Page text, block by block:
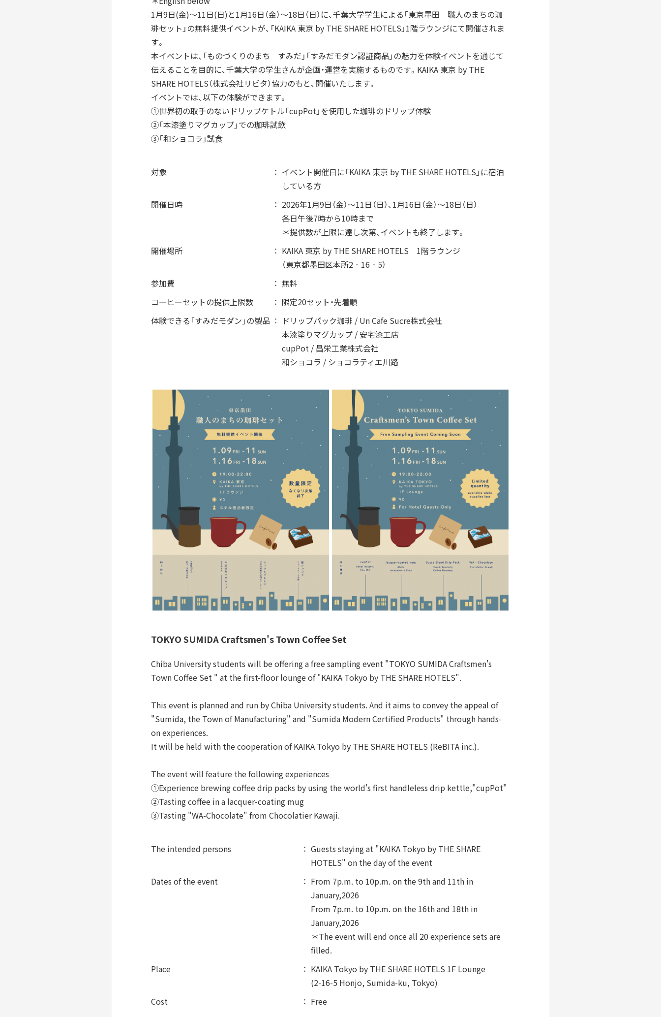
つくる フラッグシップ商品開発
つたえる
台湾・千葉大学連携
LEARN MORE 「すみだモダン」をもっと知る
HISTORY
「すみだモダン」の成り立ちと現在地
「すみだモダン」ブランド認証商品
「すみだモダン」ブランド認証飲食店メニュー
すみだモダンブルーパートナー
ORIGINALITY
独自性
DIVERSITY
多様性
VISION LEARNING
すみだ3M運動 フロンティアすみだ塾
CERTIFICATION
1月9日(金)〜11日(日)と1月16日（金）～18日（日）に、千葉大学学生による「東京墨田 職人のまちの珈
琲セット」の無料提供イベントが、「KAIKA 東京 by THE SHARE HOTELS」1階ラウンジにて開催されま
す。
本イベントは、「ものづくりのまち すみだ」「すみだモダン認証商品」の魅力を体験イベントを通じて
伝えることを目的に、千葉大学の学生さんが企画・運営を実施するものです。KAIKA 東京 by THE
SHARE HOTELS（株式会社リビタ）協力のもと、開催いたします。
イベントでは、以下の体験ができます。
①世界初の取手のないドリップケトル「cupPot」を使用した珈琲のドリップ体験
②「本漆塗りマグカップ」での珈琲試飲
③「和ショコラ」試食
対象
イベント開催日に「KAIKA 東京 by THE SHARE HOTELS」に宿泊
している方
開催日時
2026年1月9日（金）～11日（日）、1月16日（金）～18日（日）
各日午後7時から10時まで
＊提供数が上限に達し次第、イベントも終了します。
開催場所
KAIKA 東京 by THE SHARE HOTELS 1階ラウンジ
（東京都墨田区本所2‐16‐5）
参加費
無料
コーヒーセットの提供上限数
限定20セット・先着順
体験できる「すみだモダン」の製品
ドリップパック珈琲 / Un Cafe Sucre株式会社
本漆塗りマグカップ / 安宅漆工店
cupPot / 昌栄工業株式会社
和ショコラ / ショコラティエ川路
TOKYO SUMIDA Craftsmen's Town Coffee Set
Chiba University students will be offering a free sampling event "TOKYO SUMIDA Craftsmen's
Town Coffee Set " at the first-floor lounge of "KAIKA Tokyo by THE SHARE HOTELS".
This event is planned and run by Chiba University students. And it aims to convey the appeal of
"Sumida, the Town of Manufacturing" and "Sumida Modern Certified Products" through hands-
on experiences.
It will be held with the cooperation of KAIKA Tokyo by THE SHARE HOTELS (ReBITA inc.).
The event will feature the following experiences
①Experience brewing coffee drip packs by using the world's first handleless drip kettle,"cupPot"
②Tasting coffee in a lacquer-coating mug
③Tasting "WA-Chocolate" from Chocolatier Kawaji.
The intended persons
Guests staying at "KAIKA Tokyo by THE SHARE
HOTELS" on the day of the event
Dates of the event
From 7p.m. to 10p.m. on the 9th and 11th in
January,2026
From 7p.m. to 10p.m. on the 16th and 18th in
January,2026
＊The event will end once all 20 experience sets are
filled.
Place
KAIKA Tokyo by THE SHARE HOTELS 1F Lounge
(2-16-5 Honjo, Sumida-ku, Tokyo)
Cost
Free